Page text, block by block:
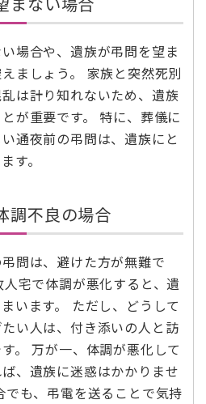
場合や、遺族が弔問を望ま
ましょう。 家族と突然死別
は計り知れないため、遺族
が重要です。 特に、葬儀に
通夜前の弔問は、遺族にと
す。
調不良の場合
問は、避けた方が無難で
宅で体調が悪化すると、遺
います。 ただし、どうして
い人は、付き添いの人と訪
。 万が一、体調が悪化して
、遺族に迷惑はかかりませ
も、弔電を送ることで気持